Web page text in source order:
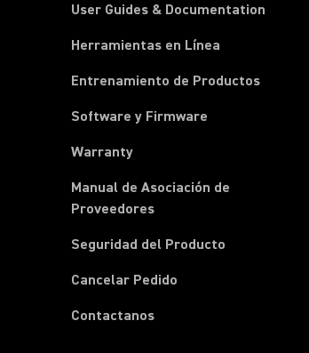
User Guides & Documentation
Herramientas en Línea
Entrenamiento de Productos
Software y Firmware
Warranty
Manual de Asociación de
Proveedores(Opens in a new tab)
Seguridad del Producto
Cancelar Pedido
Contactanos(Opens in a new tab)